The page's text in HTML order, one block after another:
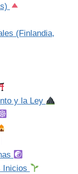
(Finlandia,
y la Ley
Inicios